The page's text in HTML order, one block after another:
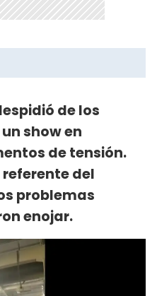
de los
show en
de tensión.
referente del
problemas
enojar.